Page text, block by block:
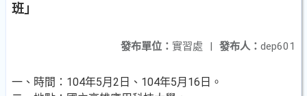
班」
發布人： dep601
發布單位： 實習處 |
一、時間：104年5月2日、104年5月16日。